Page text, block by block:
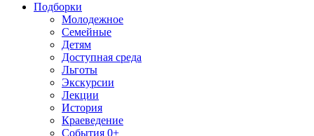
Подборки
Молодежное
Семейные
Детям
Доступная среда
Льготы
Экскурсии
Лекции
История
Краеведение
События 0+